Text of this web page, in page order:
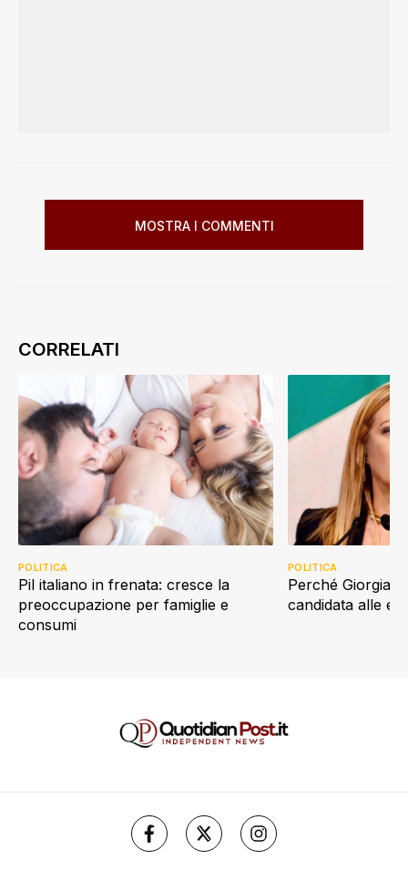
MOSTRA I COMMENTI
Pil italiano in frenata: cresce la
preoccupazione per famiglie e
consumi
POLITICA
Perché Giorgia
candidata alle
POLITICA